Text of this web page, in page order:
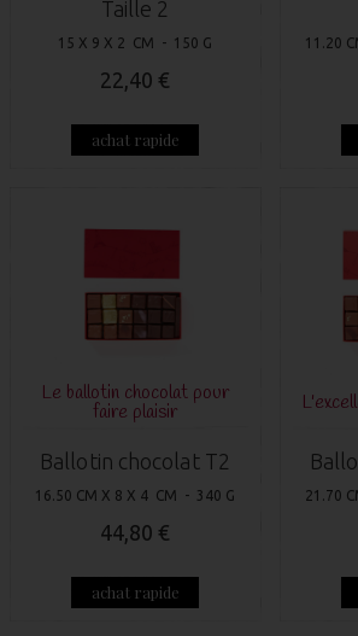
Taille 2
15 X 9 X 2 CM - 150 G
22,40 €
achat rapide
11.20
Le ballotin chocolat pour
faire plaisir
Ballotin chocolat T2
16.50 CM X 8 X 4 CM - 340 G
44,80 €
achat rapide
21.70